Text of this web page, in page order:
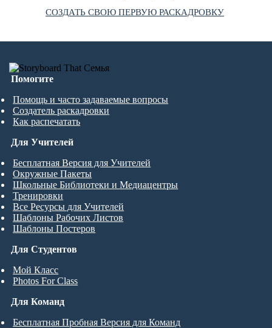
СОЗДАТЬ СВОЮ ПЕРВУЮ РАСКАДРОВКУ
Помогите
Помощь и часто задаваемые вопросы
Создатель раскадровки
Как распечатать
Для Студентов
Мой Класс
Photos For Class
Для Учителей
Бесплатная Версия для Учителей
Окружные Пакеты
Школьные Библиотеки и Медиацентры
Тренировки
Все Ресурсы для Учителей
Шаблоны Рабочих Листов
Шаблоны Постеров
Для Команд
Бесплатная Пробная Версия для Команд